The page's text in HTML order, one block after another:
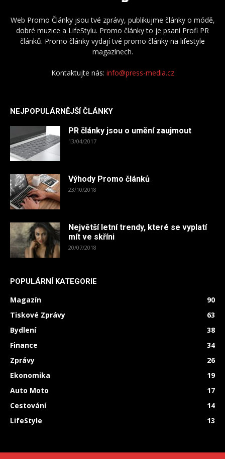
Web Promo Články jsou tvé zprávy, publikujme články o módě,
dobré muzice a LifeStylu. Promo články to je psaní Profi PR
článků. Promo články vydají tvé promo články na lifestyle
magazínech.
Kontaktujte nás: info@press-media.cz
NEJPOPULÁRNĚJŠÍ ČLÁNKY
PR články jsou o umění zaujmout
13/04/2017
Výhody Promo článků
23/10/2018
Největší letní trendy, které se vyplatí
mít ve skříni
20/07/2018
POPULÁRNÍ KATEGORIE
Magazín
90
Tiskové Zprávy
63
Bydlení
38
Finance
34
Zprávy
26
Ekonomika
19
Auto Moto
17
Cestování
14
LifeStyle
13